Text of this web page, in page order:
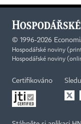
© 1996-2026
Hospodářské noviny
Hospodářské noviny
Certifikováno